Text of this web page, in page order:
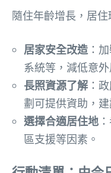
隨住年齡增長，居住
居家安全改造 ：
系統等，減低意外
長照資源了解 ：
劃可提供資助，建
選擇合適居住地
區支援等因素。